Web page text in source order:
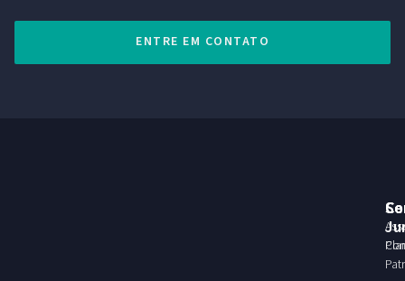
ENTRE EM CONTATO